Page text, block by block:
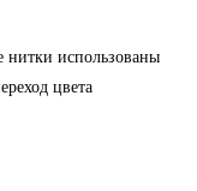
использованы
цвета